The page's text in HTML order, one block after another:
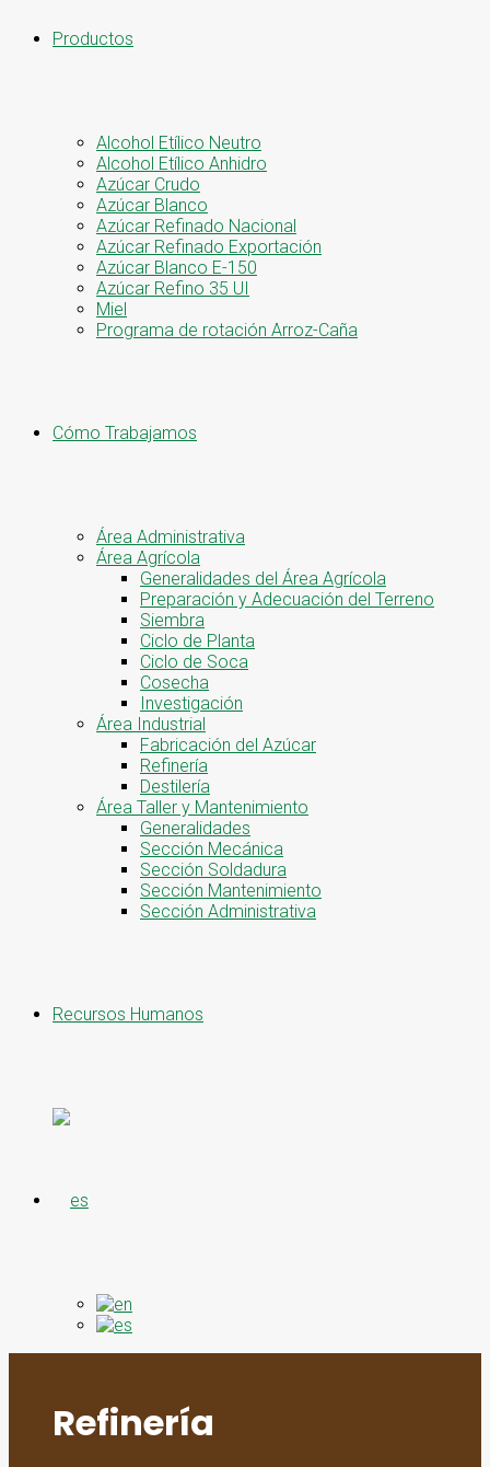
Productos
Alcohol Etílico Neutro
Alcohol Etílico Anhidro
Azúcar Crudo
Azúcar Blanco
Azúcar Refinado Nacional
Azúcar Refinado Exportación
Azúcar Blanco E-150
Azúcar Refino 35 UI
Miel
Programa de rotación Arroz-Caña
Cómo Trabajamos
Área Administrativa
Área Agrícola
Generalidades del Área Agrícola
Preparación y Adecuación del Terreno
Siembra
Ciclo de Planta
Ciclo de Soca
Cosecha
Investigación
Área Industrial
Fabricación del Azúcar
Refinería
Destilería
Área Taller y Mantenimiento
Generalidades
Sección Mecánica
Sección Soldadura
Sección Mantenimiento
Sección Administrativa
Recursos Humanos
Refinería